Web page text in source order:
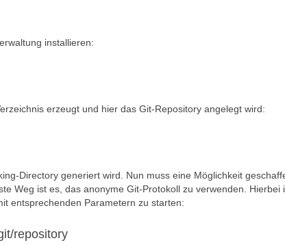
installieren:
erzeugt und hier das Git-Repository angelegt wird:
Directory generiert wird. Nun muss eine Möglichkeit
Weg ist es, das anonyme Git-Protokoll zu verwenden. Hierbei
entsprechenden Parametern zu starten:
repository